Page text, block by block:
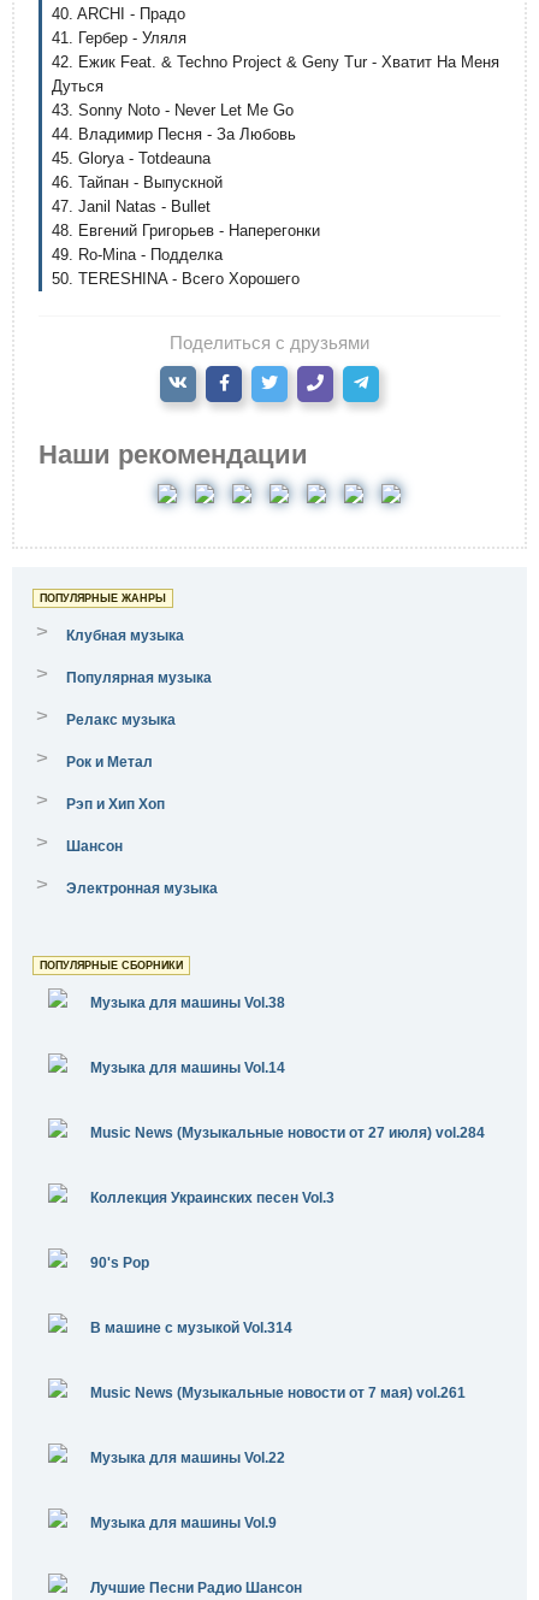
40. ARCHI - Прадо
41. Гербер - Уляля
42. Ежик Feat. & Techno Project & Geny Tur - Хватит На Меня
Дуться
43. Sonny Noto - Never Let Me Go
44. Владимир Песня - За Любовь
45. Glorya - Totdeauna
46. Тайпан - Выпускной
47. Janil Natas - Bullet
48. Евгений Григорьев - Наперегонки
49. Ro-Mina - Подделка
50. TERESHINA - Всего Хорошего
Поделиться с друзьями
Наши рекомендации
ПОПУЛЯРНЫЕ ЖАНРЫ
> Клубная музыка
> Популярная музыка
> Релакс музыка
> Рок и Метал
> Рэп и Хип Хоп
> Шансон
> Электронная музыка
ПОПУЛЯРНЫЕ СБОРНИКИ
Музыка для машины Vol.38
Музыка для машины Vol.14
Music News (Музыкальные новости от 27 июля) vol.284
Коллекция Украинских песен Vol.3
90's Pop
В машине с музыкой Vol.314
Music News (Музыкальные новости от 7 мая) vol.261
Музыка для машины Vol.22
Музыка для машины Vol.9
Лучшие Песни Радио Шансон